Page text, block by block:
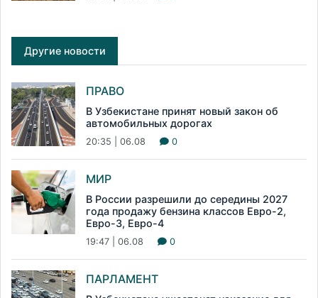
Другие новости
ПРАВО
В Узбекистане принят новый закон об
автомобильных дорогах
20:35 | 06.08 0
МИР
В России разрешили до середины 2027
года продажу бензина классов Евро-2,
Евро-3, Евро-4
19:47 | 06.08 0
ПАРЛАМЕНТ